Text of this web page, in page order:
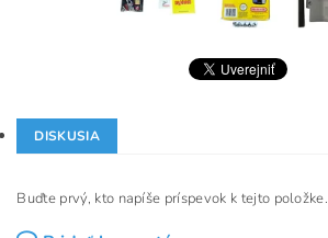
DISKUSIA
Buďte prvý, kto napíše príspevok k tejto položke.